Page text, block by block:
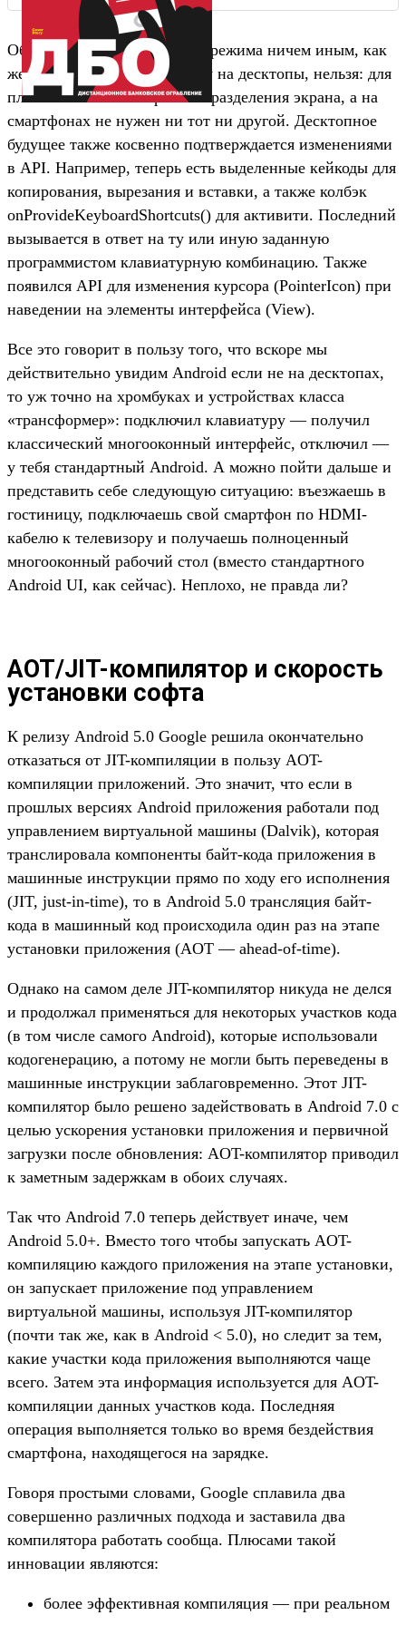
Объяснить наличие данного режима ничем иным, как
желанием перенести систему на десктопы, нельзя: для
планшетов хватит и режима разделения экрана, а на
смартфонах не нужен ни тот ни другой. Десктопное
будущее также косвенно подтверждается изменениями
в API. Например, теперь есть выделенные кейкоды для
копирования, вырезания и вставки, а также колбэк
onProvideKeyboardShortcuts() для активити. Последний
вызывается в ответ на ту или иную заданную
программистом клавиатурную комбинацию. Также
появился API для изменения курсора (PointerIcon) при
наведении на элементы интерфейса (View).
Все это говорит в пользу того, что вскоре мы
действительно увидим Android если не на десктопах,
то уж точно на хромбуках и устройствах класса
«трансформер»: подключил клавиатуру — получил
классический многооконный интерфейс, отключил —
у тебя стандартный Android. А можно пойти дальше и
представить себе следующую ситуацию: въезжаешь в
гостиницу, подключаешь свой смартфон по HDMI-
кабелю к телевизору и получаешь полноценный
многооконный рабочий стол (вместо стандартного
Android UI, как сейчас). Неплохо, не правда ли?
AOT/JIT-компилятор и скорость
установки софта
К релизу Android 5.0 Google решила окончательно
отказаться от JIT-компиляции в пользу AOT-
компиляции приложений. Это значит, что если в
прошлых версиях Android приложения работали под
управлением виртуальной машины (Dalvik), которая
транслировала компоненты байт-кода приложения в
машинные инструкции прямо по ходу его исполнения
(JIT, just-in-time), то в Android 5.0 трансляция байт-
кода в машинный код происходила один раз на этапе
установки приложения (AOT — ahead-of-time).
Однако на самом деле JIT-компилятор никуда не делся
и продолжал применяться для некоторых участков кода
(в том числе самого Android), которые использовали
кодогенерацию, а потому не могли быть переведены в
машинные инструкции заблаговременно. Этот JIT-
компилятор было решено задействовать в Android 7.0 с
целью ускорения установки приложения и первичной
загрузки после обновления: AOT-компилятор приводил
к заметным задержкам в обоих случаях.
Так что Android 7.0 теперь действует иначе, чем
Android 5.0+. Вместо того чтобы запускать AOT-
компиляцию каждого приложения на этапе установки,
он запускает приложение под управлением
виртуальной машины, используя JIT-компилятор
(почти так же, как в Android < 5.0), но следит за тем,
какие участки кода приложения выполняются чаще
всего. Затем эта информация используется для AOT-
компиляции данных участков кода. Последняя
операция выполняется только во время бездействия
смартфона, находящегося на зарядке.
Говоря простыми словами, Google сплавила два
совершенно различных подхода и заставила два
компилятора работать сообща. Плюсами такой
инновации являются:
более эффективная компиляция — при реальном